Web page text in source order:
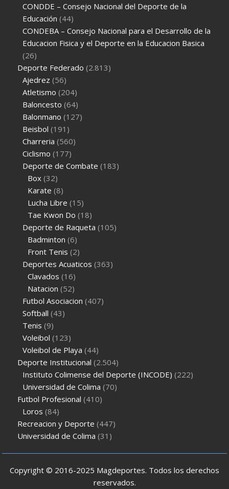
CONDDE – Consejo Nacional del Deporte de la
Educación (44)
CONDEBA – Consejo Nacional para el Desarrollo de la
Educacion Fisica y el Deporte en la Educacion Basica
(26)
Deporte Federado (2.813)
Ajedrez (56)
Atletismo (204)
Baloncesto (64)
Balonmano (127)
Beisbol (191)
Charreria (560)
Ciclismo (177)
Deporte de Combate (183)
Box (32)
Karate (8)
Lucha Libre (15)
Tae Kwon Do (18)
Deporte de Raqueta (105)
Badminton (6)
Front Tenis (2)
Deportes Acuaticos (363)
Clavados (16)
Natacion (52)
Futbol Asociacion (407)
Softball (43)
Tenis (9)
Voleibol (123)
Voleibol de Playa (44)
Deporte Institucional (2.504)
Instituto Colimense del Deporte (INCODE) (222)
Universidad de Colima (70)
Futbol Profesional (410)
Loros (84)
Recreacion y Deporte (447)
Universidad de Colima (31)
Copyright © 2016-2025 Magdeportes. Todos los derechos
reservados.